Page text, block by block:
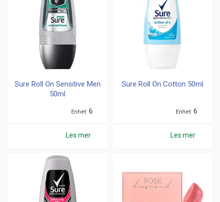
Sure Roll On Sensitive Men
50ml
Enhet 6
Les mer
Sure Roll On Cotton 50ml
Enhet 6
Les mer